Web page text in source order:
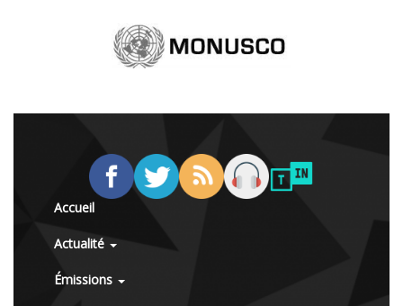
Accueil
Actualité
Émissions